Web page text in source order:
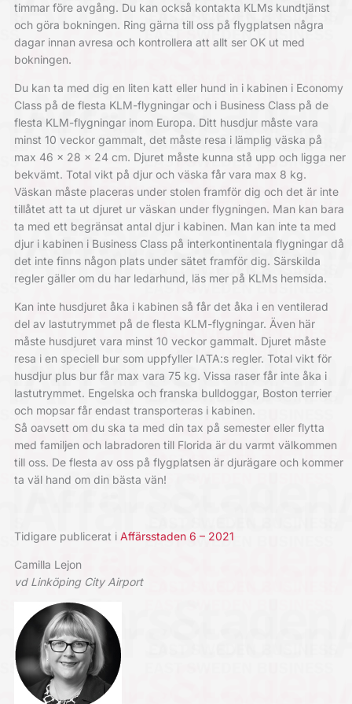
timmar före avgång. Du kan också kontakta KLMs kundtjänst
och göra bokningen. Ring gärna till oss på flygplatsen några
dagar innan avresa och kontrollera att allt ser OK ut med
bokningen.
Du kan ta med dig en liten katt eller hund in i kabinen i Economy
Class på de flesta KLM-flygningar och i Business Class på de
flesta KLM-flygningar inom Europa. Ditt husdjur måste vara
minst 10 veckor gammalt, det måste resa i lämplig väska på
max 46 x 28 x 24 cm. Djuret måste kunna stå upp och ligga ner
bekvämt. Total vikt på djur och väska får vara max 8 kg.
Väskan måste placeras under stolen framför dig och det är inte
tillåtet att ta ut djuret ur väskan under flygningen. Man kan bara
ta med ett begränsat antal djur i kabinen. Man kan inte ta med
djur i kabinen i Business Class på interkontinentala flygningar då
det inte finns någon plats under sätet framför dig. Särskilda
regler gäller om du har ledarhund, läs mer på KLMs hemsida.
Kan inte husdjuret åka i kabinen så får det åka i en ventilerad
del av lastutrymmet på de flesta KLM-flygningar. Även här
måste husdjuret vara minst 10 veckor gammalt. Djuret måste
resa i en speciell bur som uppfyller IATA:s regler. Total vikt för
husdjur plus bur får max vara 75 kg. Vissa raser får inte åka i
lastutrymmet. Engelska och franska bulldoggar, Boston terrier
och mopsar får endast transporteras i kabinen.
Så oavsett om du ska ta med din tax på semester eller flytta
med familjen och labradoren till Florida är du varmt välkommen
till oss. De flesta av oss på flygplatsen är djurägare och kommer
ta väl hand om din bästa vän!
Tidigare publicerat i Affärsstaden 6 – 2021
Camilla Lejon
vd Linköping City Airport